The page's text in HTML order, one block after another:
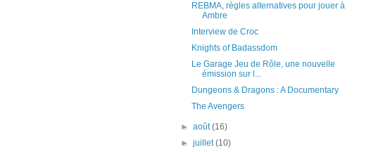
REBMA, règles alternatives pour jouer à
Ambre
Interview de Croc
Knights of Badassdom
Le Garage Jeu de Rôle, une nouvelle
émission sur l...
Dungeons & Dragons : A Documentary
The Avengers
►août(16)
►juillet(10)